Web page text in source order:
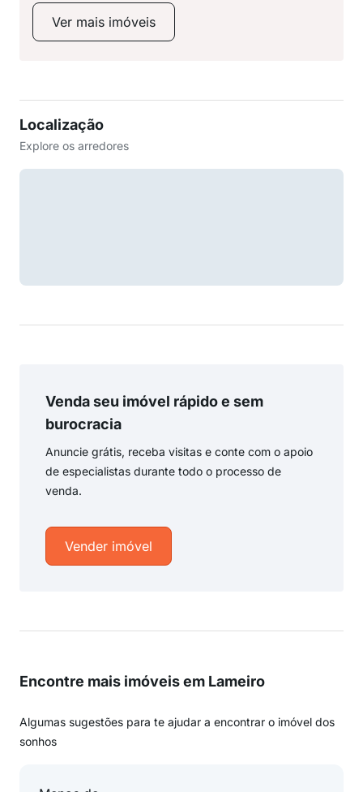
Ver mais imóveis
Localização
Explore os arredores
Venda seu imóvel rápido e sem
burocracia
Anuncie grátis, receba visitas e conte com o apoio
de especialistas durante todo o processo de
venda.
Vender imóvel
Encontre mais imóveis em Lameiro
Algumas sugestões para te ajudar a encontrar o imóvel dos
sonhos